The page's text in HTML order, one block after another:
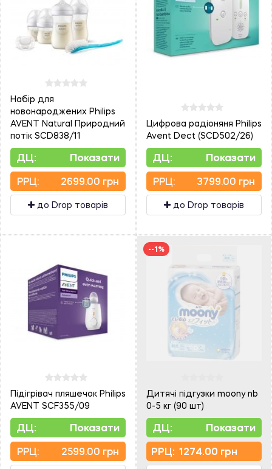
Набір для
новонароджених Philips
AVENT Natural Природний
потік SCD838/11
ДЦ: Показати
PPЦ: 2699.00 грн
до Drop товарів
Цифрова радіоняня Philips
Avent Dect (SCD502/26)
ДЦ: Показати
PPЦ: 3799.00 грн
до Drop товарів
Підігрівач пляшечок Philips
AVENT SCF355/09
ДЦ: Показати
PPЦ: 2599.00 грн
--1%
Дитячі підгузки moony nb
0-5 кг (90 шт)
ДЦ: Показати
PPЦ: 1274.00 грн